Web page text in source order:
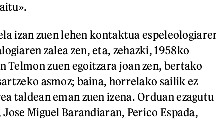
izan zuen lehen kontaktua
zalea zen, eta, zehazki, 1958ko
Telmon zuen egoitzara joan zen, bertako
asmoz; baina, horrelako sailik ez
taldean eman zuen izena. Orduan ezagutu
Miguel Barandiaran, Perico Espada,